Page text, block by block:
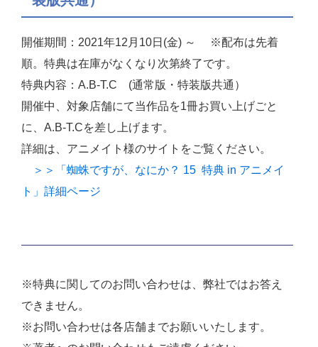
開催期間：2021年12月10日(金) ～ ※配布は先着
順。特典は在庫がなくなり次第終了です。
特典内容：A.B-T.C (通常版・特装版共通）
開催中、対象店舗にて当作品を1冊お買い上げごと
に、A.B-T.Cを差し上げます。
詳細は、アニメイト様のサイトをご覧ください。
＞＞「蜘蛛ですが、なにか？ 15 特典 in アニメイ
ト」詳細ページ
※特典に関してのお問い合わせは、弊社ではお答え
できません。
※お問い合わせは各店舗までお願いいたします。